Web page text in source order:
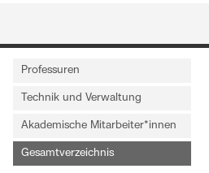
Professuren
Technik und Verwaltung
Akademische Mitarbeiter*innen
Gesamtverzeichnis